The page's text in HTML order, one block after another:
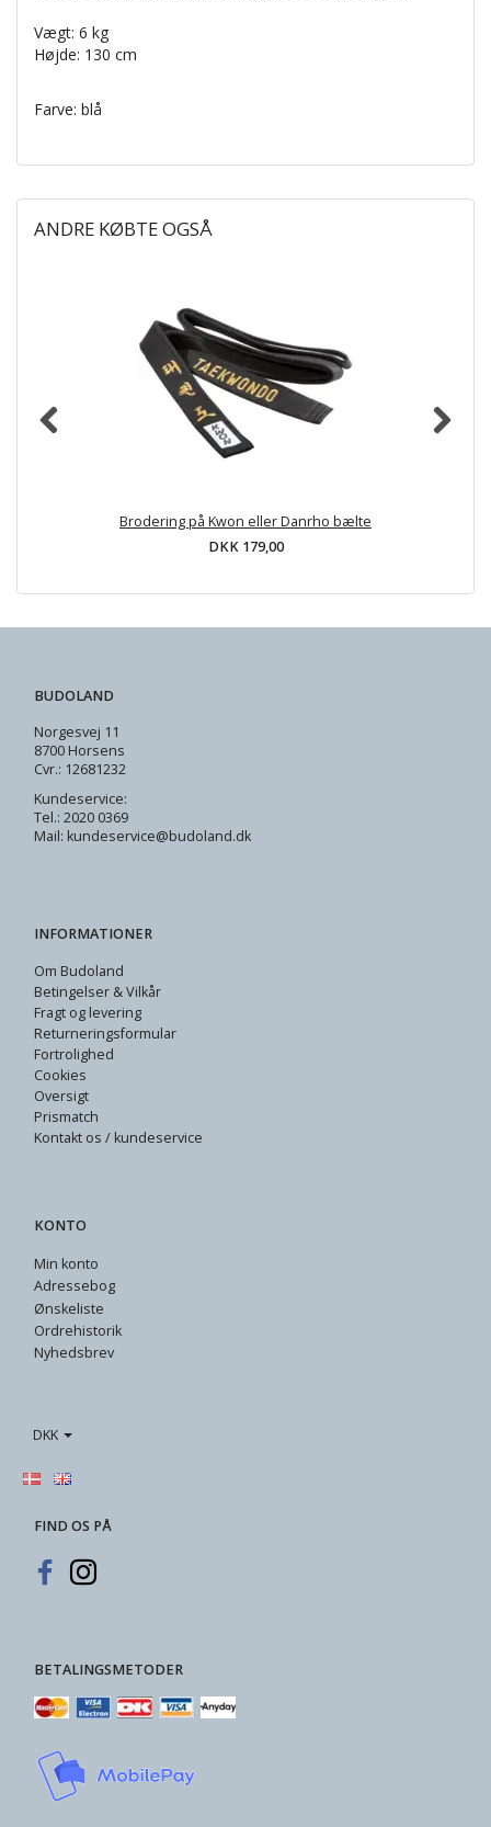
Vægt: 6 kg
Højde: 130 cm
Farve: blå
ANDRE KØBTE OGSÅ
Brodering på Kwon eller Danrho bælte
DKK 179,00
BUDOLAND
Norgesvej 11
8700 Horsens
Cvr.: 12681232
Kundeservice:
Tel.: 2020 0369
Mail: kundeservice@budoland.dk
INFORMATIONER
Om Budoland
Betingelser & Vilkår
Fragt og levering
Returneringsformular
Fortrolighed
Cookies
Oversigt
Prismatch
Kontakt os / kundeservice
KONTO
Min konto
Adressebog
Ønskeliste
Ordrehistorik
Nyhedsbrev
DKK
FIND OS PÅ
BETALINGSMETODER